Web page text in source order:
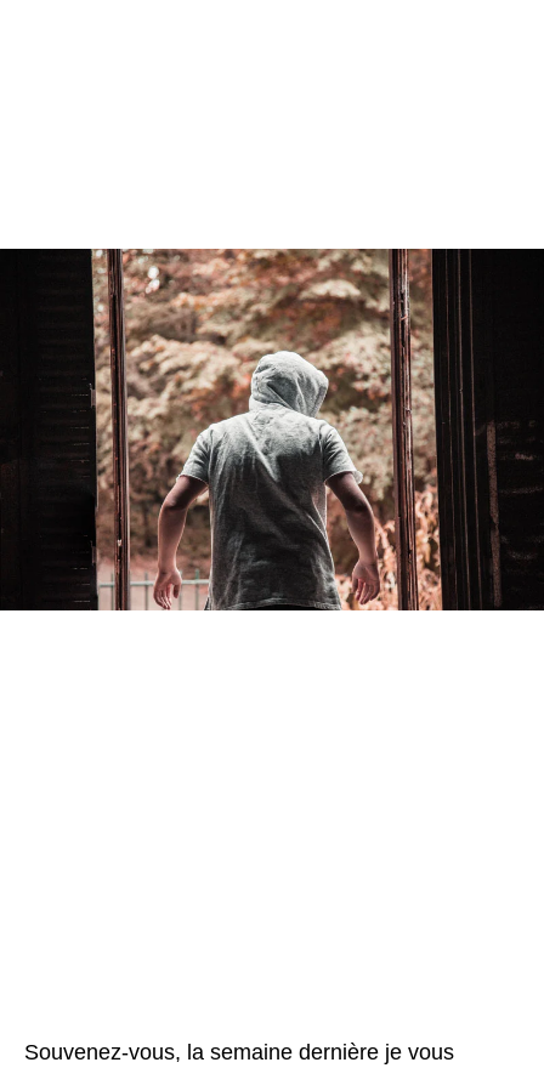
Souvenez-vous, la semaine dernière je vous